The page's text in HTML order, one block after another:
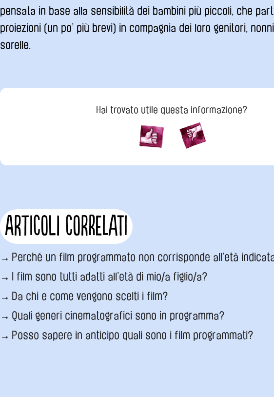
pensata in base alla sensibilità dei bambini più piccoli, che
proiezioni (un po’ più brevi) in compagnia dei loro genitori,
sorelle.
Hai trovato utile questa informazione?
Articoli correlati
Perché un film programmato non corrisponde all’età
I film sono tutti adatti all’età di mio/a figlio/a?
Da chi e come vengono scelti i film?
Quali generi cinematografici sono in programma?
Posso sapere in anticipo quali sono i film programmati?